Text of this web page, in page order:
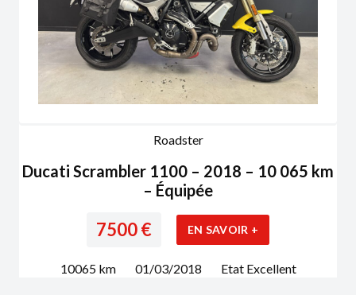
Roadster
Ducati Scrambler 1100 – 2018 – 10 065 km
– Équipée
7500€ EN SAVOIR +
10065km 01/03/2018 Etat Excellent